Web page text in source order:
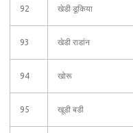
92 खेडी डूकिया
93 खेडी राडांन
94 खोरू
95 खूडी बडी